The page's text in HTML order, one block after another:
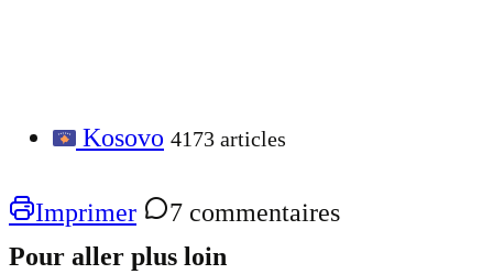
Kosovo 4173 articles
Imprimer
7 commentaires
Pour aller plus loin